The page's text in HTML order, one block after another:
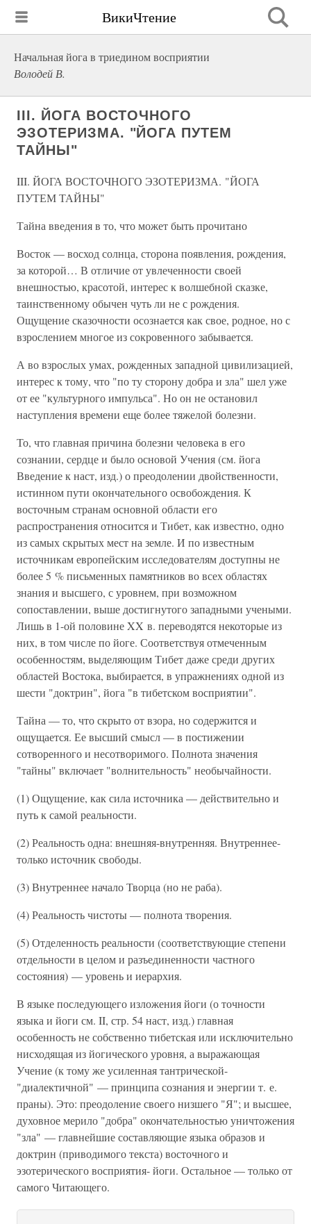
ВикиЧтение
Начальная йога в триедином восприятии
Володей В.
III. ЙОГА ВОСТОЧНОГО
ЭЗОТЕРИЗМА. "ЙОГА ПУТЕМ
ТАЙНЫ"
III. ЙОГА ВОСТОЧНОГО ЭЗОТЕРИЗМА. "ЙОГА
ПУТЕМ ТАЙНЫ"
Тайна введения в то, что может быть прочитано
Восток — восход солнца, сторона появления, рождения,
за которой… В отличие от увлеченности своей
внешностью, красотой, интерес к волшебной сказке,
таинственному обычен чуть ли не с рождения.
Ощущение сказочности осознается как свое, родное, но с
взрослением многое из сокровенного забывается.
А во взрослых умах, рожденных западной цивилизацией,
интерес к тому, что "по ту сторону добра и зла" шел уже
от ее "культурного импульса". Но он не остановил
наступления времени еще более тяжелой болезни.
То, что главная причина болезни человека в его
сознании, сердце и было основой Учения (см. йога
Введение к наст, изд.) о преодолении двойственности,
истинном пути окончательного освобождения. К
восточным странам основной области его
распространения относится и Тибет, как известно, одно
из самых скрытых мест на земле. И по известным
источникам европейским исследователям доступны не
более 5 % письменных памятников во всех областях
знания и высшего, с уровнем, при возможном
сопоставлении, выше достигнутого западными учеными.
Лишь в 1-ой половине XX в. переводятся некоторые из
них, в том числе по йоге. Соответствуя отмеченным
особенностям, выделяющим Тибет даже среди других
областей Востока, выбирается, в упражнениях одной из
шести "доктрин", йога "в тибетском восприятии".
Тайна — то, что скрыто от взора, но содержится и
ощущается. Ее высший смысл — в постижении
сотворенного и несотворимого. Полнота значения
"тайны" включает "волнительность" необычайности.
(1) Ощущение, как сила источника — действительно и
путь к самой реальности.
(2) Реальность одна: внешняя-внутренняя. Внутреннее-
только источник свободы.
(3) Внутреннее начало Творца (но не раба).
(4) Реальность чистоты — полнота творения.
(5) Отделенность реальности (соответствующие степени
отдельности в целом и разъединенности частного
состояния) — уровень и иерархия.
В языке последующего изложения йоги (о точности
языка и йоги см. II, стр. 54 наст, изд.) главная
особенность не собственно тибетская или исключительно
нисходящая из йогического уровня, а выражающая
Учение (к тому же усиленная тантрической-
"диалектичной" — принципа сознания и энергии т. е.
праны). Это: преодоление своего низшего "Я"; и высшее,
духовное мерило "добра" окончательностью уничтожения
"зла" — главнейшие составляющие языка образов и
доктрин (приводимого текста) восточного и
эзотерического восприятия- йоги. Остальное — только от
самого Читающего.